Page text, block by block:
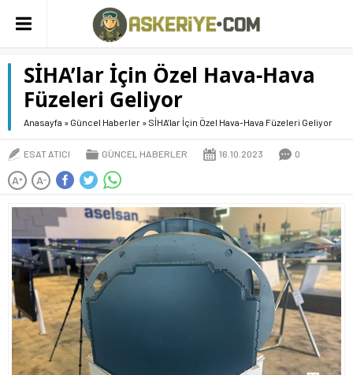
SİHA’lar İçin Özel Hava-Hava
Füzeleri Geliyor
Anasayfa » Güncel Haberler » SİHA’lar İçin Özel Hava-Hava Füzeleri Geliyor
ESAT ATICI GÜNCEL HABERLER 16.10.2023 0
A+ A-